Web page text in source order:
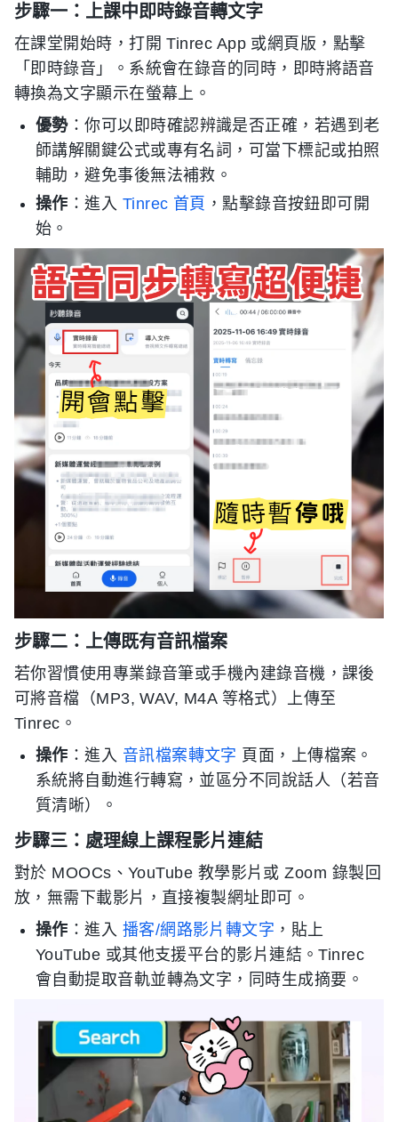
步驟一：上課中即時錄音轉文字
在課堂開始時，打開 Tinrec App 或網頁版，點擊
「即時錄音」。系統會在錄音的同時，即時將語音
轉換為文字顯示在螢幕上。
優勢：你可以即時確認辨識是否正確，若遇到老
師講解關鍵公式或專有名詞，可當下標記或拍照
輔助，避免事後無法補救。
操作 ：進入 Tinrec 首頁 ，點擊錄音按鈕即可開
始。
步驟二：上傳既有音訊檔案
若你習慣使用專業錄音筆或手機內建錄音機，課後
可將音檔（MP3, WAV, M4A 等格式）上傳至
Tinrec。
操作 ：進入 音訊檔案轉文字 頁面，上傳檔案。
系統將自動進行轉寫，並區分不同說話人（若音
質清晰）。
步驟三：處理線上課程影片連結
對於 MOOCs、YouTube 教學影片或 Zoom 錄製回
放，無需下載影片，直接複製網址即可。
操作 ：進入 播客/網路影片轉文字 ，貼上
YouTube 或其他支援平台的影片連結。Tinrec
會自動提取音軌並轉為文字，同時生成摘要。